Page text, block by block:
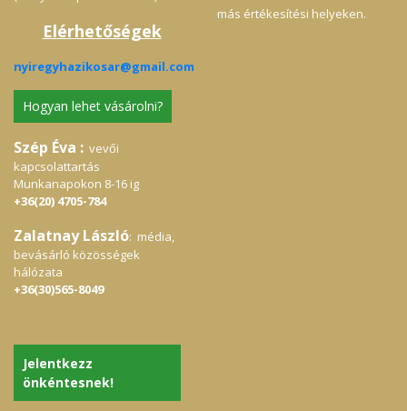
Elérhetőségek
nyiregyhazikosar@gmail.com
Hogyan lehet vásárolni?
Szép Éva : vevői
kapcsolattartás
Munkanapokon 8-16 ig
+36(20) 4705-784
Zalatnay László: média,
bevásárló közösségek
hálózata
+36(30)565-8049
Jelentkezz
önkéntesnek!
más értékesítési helyeken.